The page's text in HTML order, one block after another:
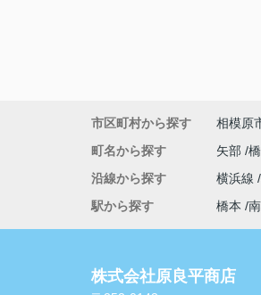
市区町村から探す 相模原
町名から探す
矢部
沿線から探す
横浜線
駅から探す
橋本
株式会社原良平商店